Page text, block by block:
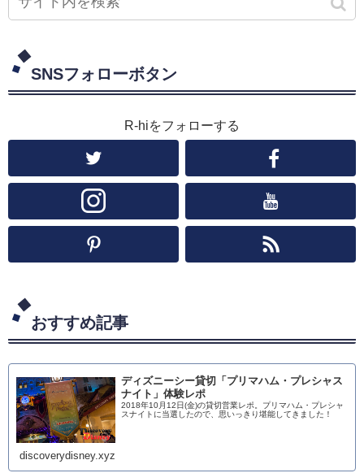
SNSフォローボタン
R-hiをフォローする
おすすめ記事
ディズニーシー貸切「プリマハム・プレシャス
ナイト」体験レポ
2018年10月12日(金)の貸切営業レポ。プリマハム・プレシャ
スナイトに当選したので、思いっきり堪能してきました！
discoverydisney.xyz